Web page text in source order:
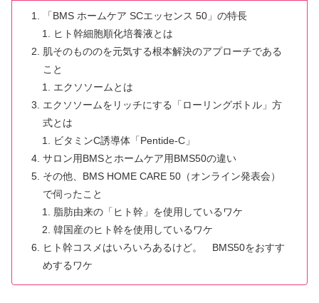
「BMS ホームケア SCエッセンス 50」の特長
ヒト幹細胞順化培養液とは
肌そのもののを元気する根本解決のアプローチである
こと
エクソソームとは
エクソソームをリッチにする「ローリングボトル」方
式とは
ビタミンC誘導体「Pentide-C」
サロン用BMSとホームケア用BMS50の違い
その他、BMS HOME CARE 50（オンライン発表会）
で伺ったこと
脂肪由来の「ヒト幹」を使用しているワケ
韓国産のヒト幹を使用しているワケ
ヒト幹コスメはいろいろあるけど。 BMS50をおすす
めするワケ